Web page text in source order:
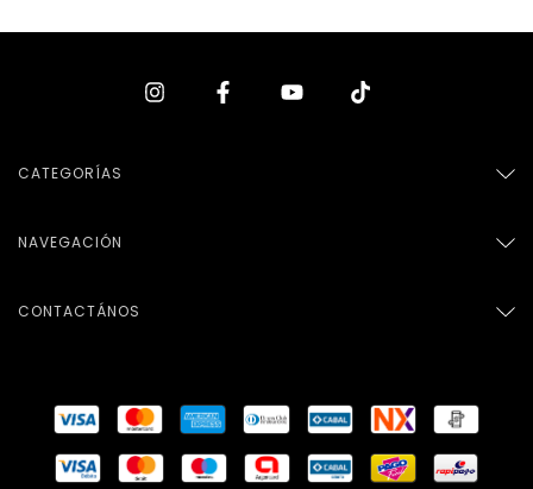
CATEGORÍAS
NAVEGACIÓN
CONTACTÁNOS